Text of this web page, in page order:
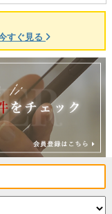
すぐ見る